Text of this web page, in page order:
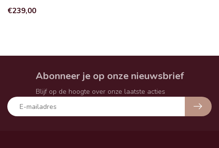
€239,00
Abonneer je op onze nieuwsbrief
Blijf op de hoogte over onze laatste acties